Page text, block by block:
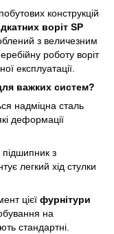
конструкцій
воріт SP
з величезним
роботу воріт
експлуатації.
важких систем?
надміцна сталь
деформації
підшипник з
легкий хід стулки
цієї фурнітури
на
стандартні.